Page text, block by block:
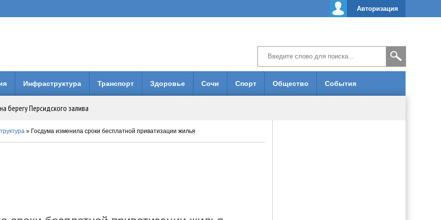
Авторизация
Инфраструктура Транспорт Здоровье Сочи Спорт Общество События
берегу Персидского залива
городская больница получила 3 млн рублей на новое оборудование
» Госдума изменила сроки бесплатной приватизации жилья